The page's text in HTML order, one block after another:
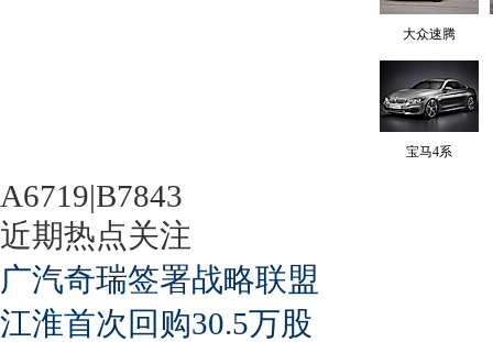
大众速腾
宝马4系
A6719|B7843
近期热点关注
广汽奇瑞签署战略联盟
江淮首次回购30.5万股